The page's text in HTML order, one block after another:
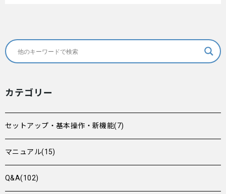
カテゴリー
セットアップ・基本操作・新機能(7)
マニュアル(15)
Q&A(102)